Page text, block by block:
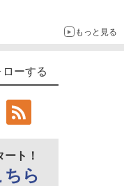
もっと見る
ーする
ート！
ちら